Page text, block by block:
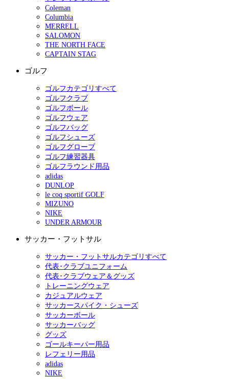
Coleman
Columbia
MERRELL
SALOMON
THE NORTH FACE
CAPTAIN STAG
ゴルフ
ゴルフカテゴリすべて
ゴルフクラブ
ゴルフボール
ゴルフウェア
ゴルフバッグ
ゴルフシューズ
ゴルフグローブ
ゴルフ練習器具
ゴルフラウンド用品
adidas
DUNLOP
le coq sportif GOLF
MIZUNO
NIKE
UNDER ARMOUR
サッカー・フットサル
サッカー・フットサルカテゴリすべて
代表･クラブユニフォーム
代表･クラブウェア＆グッズ
トレーニングウェア
カジュアルウェア
サッカースパイク・シューズ
サッカーボール
サッカーバッグ
グッズ
ゴールキーパー用品
レフェリー用品
adidas
NIKE